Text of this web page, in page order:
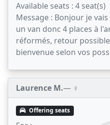
Available seats : 4 seat(s)
Message : Bonjour je
un van donc 4 places à
réformés, retour
bienvenue selon vos
Laurence M.— ♀️
Offering seats